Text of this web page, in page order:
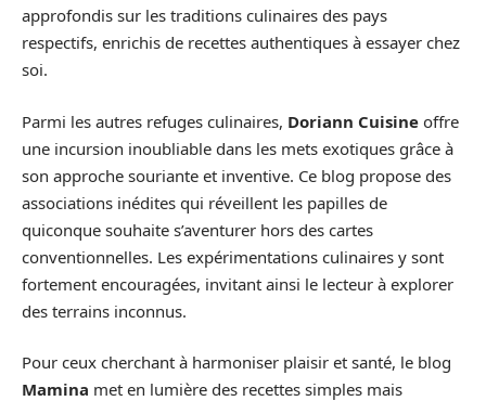
approfondis sur les traditions culinaires des pays
respectifs, enrichis de recettes authentiques à essayer chez
soi.
Parmi les autres refuges culinaires, Doriann Cuisine offre
une incursion inoubliable dans les mets exotiques grâce à
son approche souriante et inventive. Ce blog propose des
associations inédites qui réveillent les papilles de
quiconque souhaite s’aventurer hors des cartes
conventionnelles. Les expérimentations culinaires y sont
fortement encouragées, invitant ainsi le lecteur à explorer
des terrains inconnus.
Pour ceux cherchant à harmoniser plaisir et santé, le blog
Mamina met en lumière des recettes simples mais